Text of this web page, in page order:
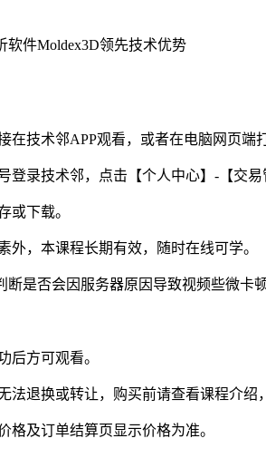
软件Moldex3D领先技术优势
在技术邻APP观看，或者在电脑网页端
登录技术邻，点击【个人中心】-【交易
或下载。
外，本课程长期有效，随时在线可学。
断是否会因服务器原因导致视频些微卡
后方可观看。
法退换或转让，购买前请查看课程介绍
格及订单结算页显示价格为准。